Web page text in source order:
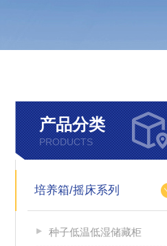
产品分类
PRODUCTS
培养箱/摇床系列
种子低温低湿储藏柜